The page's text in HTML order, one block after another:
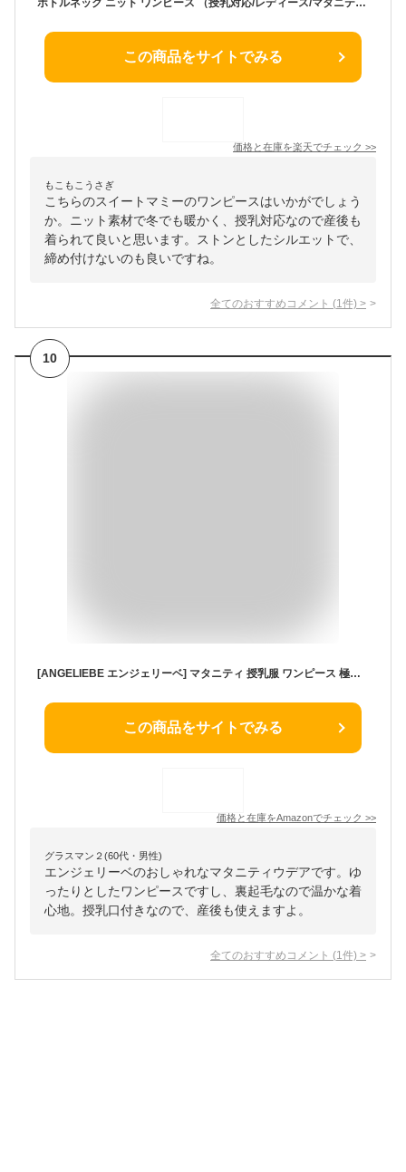
ボトルネック ニット ワンピース （授乳対応/レディース/マタニティ）／スウィートマミー（SWEET MOMMY）
この商品をサイトでみる
価格と在庫を楽天でチェック >>
もこもこうさぎ
こちらのスイートマミーのワンピースはいかがでしょう
か。ニット素材で冬でも暖かく、授乳対応なので産後も
着られて良いと思います。ストンとしたシルエットで、
締め付けないのも良いですね。
全てのおすすめコメント (1 件) >
10
[ANGELIEBE エンジェリーベ] マタニティ 授乳服 ワンピース 極暖 裏起毛 裏シャギー パーカー あったか ワンピ 産前 産後 長袖 授乳口 S-M モカベージュ
この商品をサイトでみる
価格と在庫をAmazonでチェック >>
グラスマン２(60代・男性)
エンジェリーベのおしゃれなマタニティウデアです。ゆ
ったりとしたワンピースですし、裏起毛なので温かな着
心地。授乳口付きなので、産後も使えますよ。
全てのおすすめコメント (1 件) >